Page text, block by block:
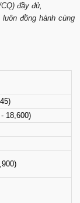
đầy đủ,
đồng hành cùng
18,600)